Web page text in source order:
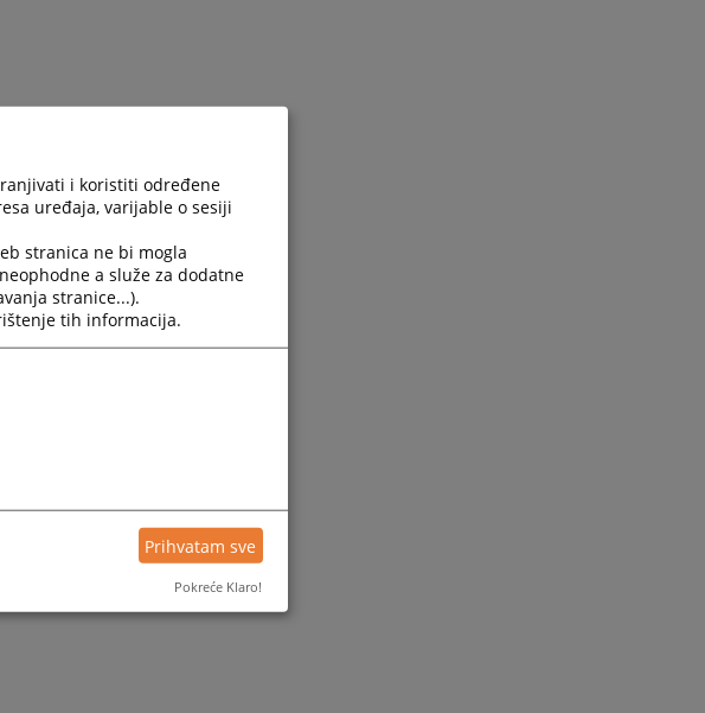
i koristiti određene
uređaja, varijable o sesiji
stranica ne bi mogla
a služe za dodatne
stranice...).
tih informacija.
Prihvatam sve
Pokreće Klaro!